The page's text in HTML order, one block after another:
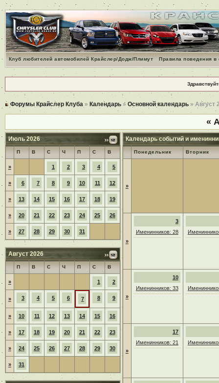
Клуб любителей автомобилей Крайслер/Додж/Плимут Правила поведения
Форумы Крайслер Клуба » Календарь» Основной календарь» Август
«
Июль 2026
П В С Ч П С В
» 1 2 3 4 5
» 6 7 8 9 10 11 12
» 13 14 15 16 17 18 19
» 20 21 22 23 24 25 26
» 27 28 29 30 31
Август 2026
П В С Ч П С В
» 1 2
» 3 4 5 6 7 8 9
» 10 11 12 13 14 15 16
» 17 18 19 20 21 22 23
» 24 25 26 27 28 29 30
» 31
Календарь событий и
Понедельник Вторник
»
»
3
Именинников: 28
»
10
Именинников: 33
»
17
Именинников: 21